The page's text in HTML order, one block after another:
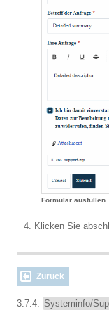
Formular ausfüllen
Klicken Sie
Zurück
3.7.4. Systeminfo/